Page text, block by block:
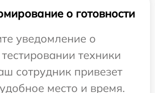
о готовности
уведомление о
техники
сотрудник привезет
место и время.